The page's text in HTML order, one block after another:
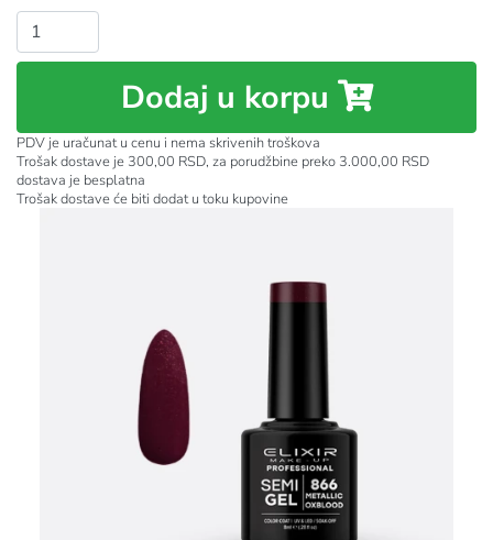
Dodaj u korpu
PDV je uračunat u cenu i nema skrivenih troškova
Trošak dostave je 300,00 RSD, za porudžbine preko 3.000,00 RSD
dostava je besplatna
Trošak dostave će biti dodat u toku kupovine